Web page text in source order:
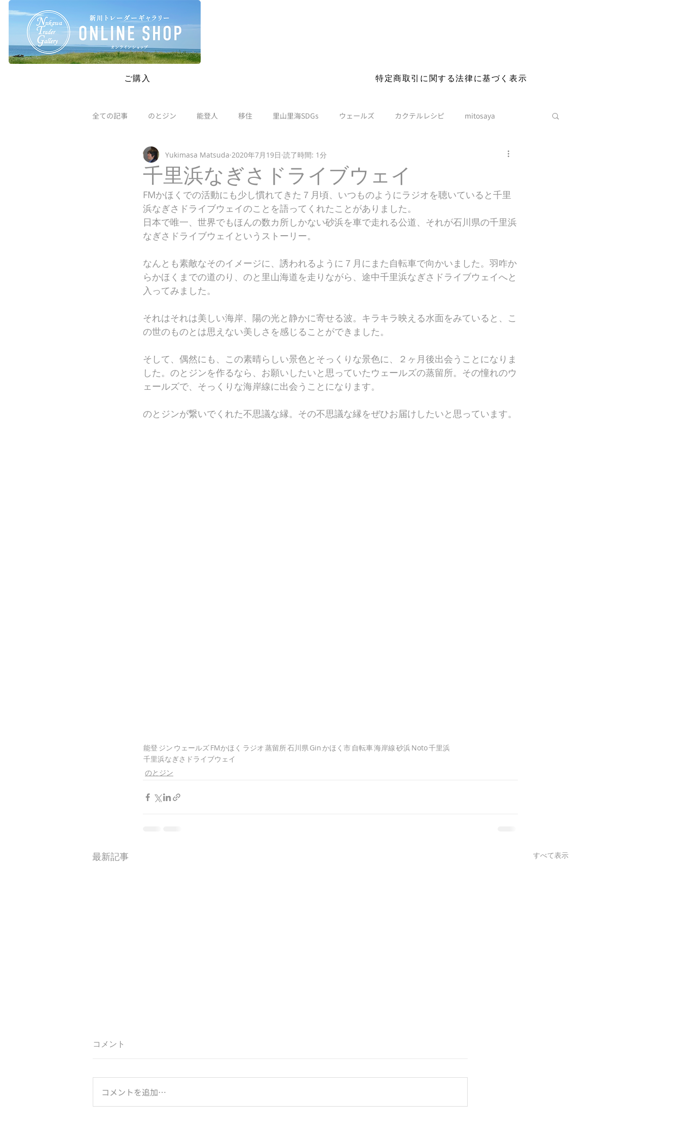
SAFETY RESTRICTIONS IN PLACE: Please read our new policies before you visit. More details
ご購入 特定商取引に関する法律に基づく表示
全ての記事 のとジン 能登人 移住 里山里海SDGs ウェールズ カクテルレシピ mitosaya
千里浜なぎさドライブウェイ
Yukimasa Matsuda 2020年7月19日 読了時間: 1分
FMかほくでの活動にも少し慣れてきた７月頃、いつものようにラジオを聴いていると千里
浜なぎさドライブウェイのことを語ってくれたことがありました。
日本で唯一、世界でもほんの数カ所しかない砂浜を車で走れる公道、それが石川県の千里浜
なぎさドライブウェイというストーリー。
なんとも素敵なそのイメージに、誘われるように７月にまた自転車で向かいました。羽咋か
らかほくまでの道のり、のと里山海道を走りながら、途中千里浜なぎさドライブウェイへと
入ってみました。
それはそれは美しい海岸、陽の光と静かに寄せる波。キラキラ映える水面をみていると、こ
の世のものとは思えない美しさを感じることができました。
そして、偶然にも、この素晴らしい景色とそっくりな景色に、２ヶ月後出会うことになりま
した。のとジンを作るなら、お願いしたいと思っていたウェールズの蒸留所。その憧れのウ
ェールズで、そっくりな海岸線に出会うことになります。
のとジンが繋いでくれた不思議な縁。その不思議な縁をぜひお届けしたいと思っています。
能登 ジン ウェールズFMかほく ラジオ蒸留所石川県Ginかほく市 自転車海岸線砂浜Noto千里浜
千里浜なぎさドライブウェイ
のとジン
最新記事 すべて表示
コメント
コメントを追加…